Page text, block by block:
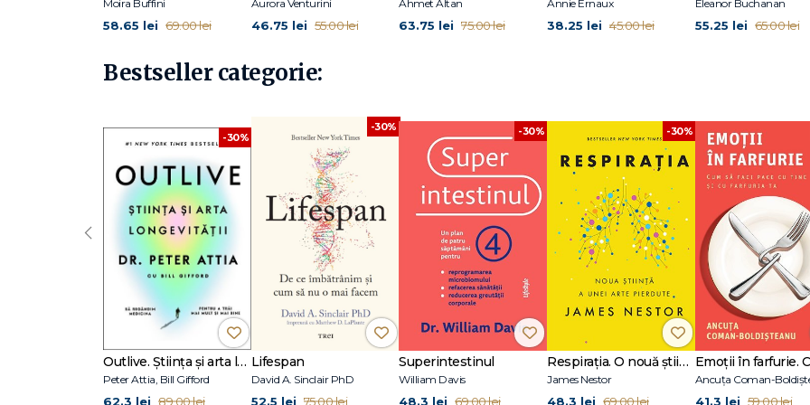
Moira Buffini
58.65 lei 69.00 lei
Aurora Venturini
46.75 lei 55.00 lei
Ahmet Altan
63.75 lei 75.00 lei
Annie Ernaux
38.25 lei 45.00 lei
Eleanor Buchanan
55.25 lei 65.00 lei
Bestseller categorie:
-30%
Outlive. Știința și arta longevității
Peter Attia, Bill Gifford
62.3 lei 89.00 lei
-30%
Lifespan
David A. Sinclair PhD
52.5 lei 75.00 lei
-30%
Superintestinul
William Davis
48.3 lei 69.00 lei
-30%
Respirația. O nouă știință a unei arte pierdute
James Nestor
48.3 lei 69.00 lei
Ancuța Coman-
41.3 lei 59.00 lei
‹